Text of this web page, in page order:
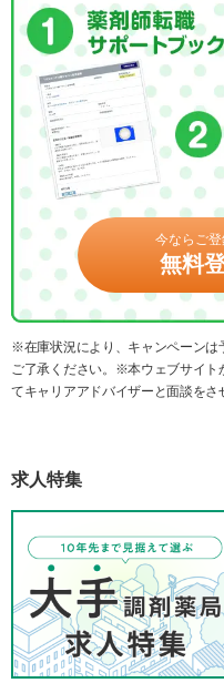
今ならご登
無料
※在庫状況により、キャンペーンは
ご了承ください。※本ウェブサイト
てキャリアアドバイザーと面談をさ
求人特集